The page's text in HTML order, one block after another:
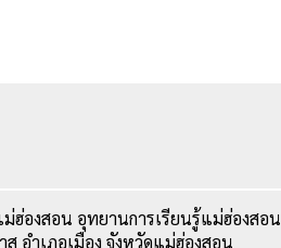
องสอน อุทยานการเรียนรู้แม่ฮ่องสอน
อำเภอเมือง จังหวัดแม่ฮ่องสอน